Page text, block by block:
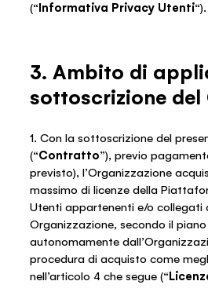
(“Informativa Privacy Utenti“).
3. Ambito di
sottoscrizione
1. Con la sottoscrizione del
(“Contratto”), previo
previsto), l’Organizzazione
massimo di licenze della
Utenti appartenenti e/o collegati
Organizzazione, secondo il
autonomamente
procedura di acquisto come
nell’articolo 4 che segue (“